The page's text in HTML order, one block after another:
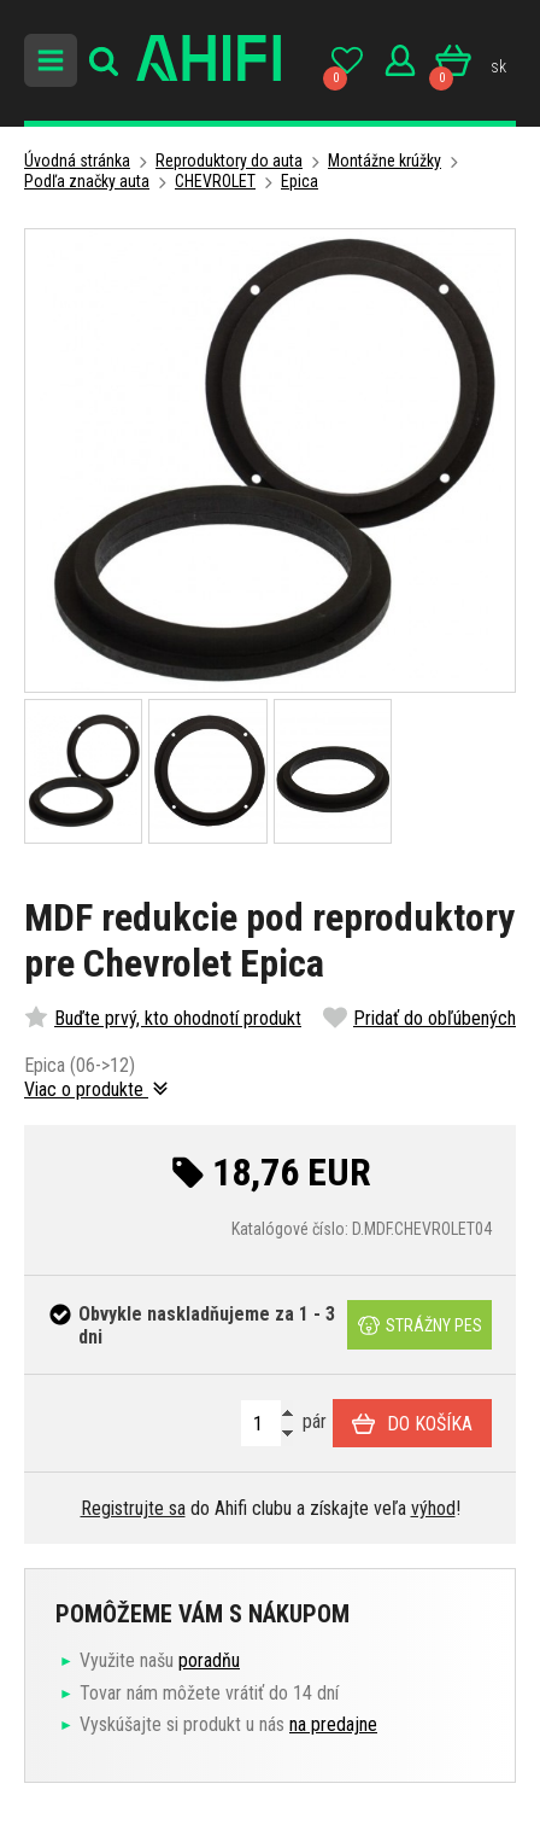
0 0
sk
Úvodná stránka Reproduktory do auta
Montážne krúžky
Podľa značky auta
CHEVROLET Epica
MDF redukcie pod reproduktory
pre Chevrolet Epica
Buďte prvý, kto ohodnotí produkt Pridať do obľúbených
Epica (06->12)
Viac o produkte
18,76 EUR
Katalógové číslo: D.MDF.CHEVROLET04
Obvykle naskladňujeme za 1 - 3
dni
STRÁŽNY PES
pár DO KOŠÍKA
Registrujte sado Ahifi clubu a získajte veľa výhod!
POMÔŽEME VÁM S NÁKUPOM
Využite našu poradňu
Tovar nám môžete vrátiť do 14 dní
Vyskúšajte si produkt u nás na predajne